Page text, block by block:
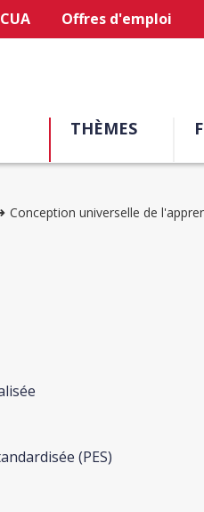
CUA Offres d'emploi
THÈMES
Conception universelle de
(PES)